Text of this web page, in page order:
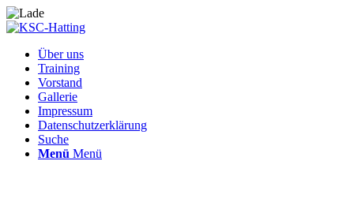
Über uns
Training
Vorstand
Gallerie
Impressum
Datenschutzerklärung
Suche
Menü Menü